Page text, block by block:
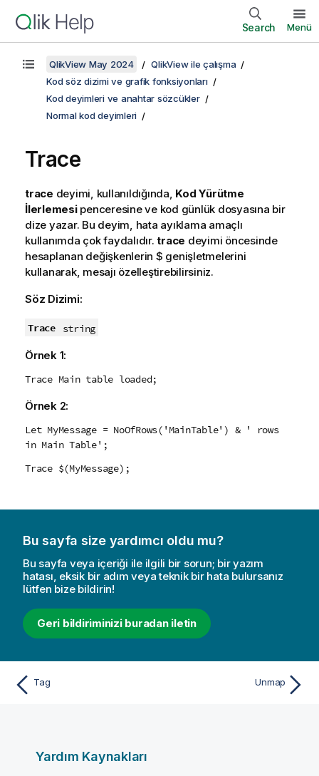
Search Menü
QlikView May 2024
QlikView ile çalışma
Kod söz dizimi ve grafik fonksiyonları
Kod deyimleri ve anahtar sözcükler
Normal kod deyimleri
Trace
trace deyimi, kullanıldığında, Kod Yürütme
İlerlemesipenceresine ve kod günlük dosyasına bir
dize yazar. Bu deyim, hata ayıklama amaçlı
kullanımda çok faydalıdır.trace deyimi öncesinde
hesaplanan değişkenlerin $ genişletmelerini
kullanarak, mesajı özelleştirebilirsiniz.
Söz Dizimi:
Trace string
Örnek 1:
Trace Main table loaded;
Örnek 2:
Let MyMessage = NoOfRows('MainTable') & ' rows
in Main Table';
Trace $(MyMessage);
Bu sayfa size yardımcı oldu mu?
Bu sayfa veya içeriği ile ilgili bir sorun; bir yazım
hatası, eksik bir adım veya teknik bir hata bulursanız
lütfen bize bildirin!
Geri bildiriminizi buradan iletin
Tag Unmap
Yardım Kaynakları